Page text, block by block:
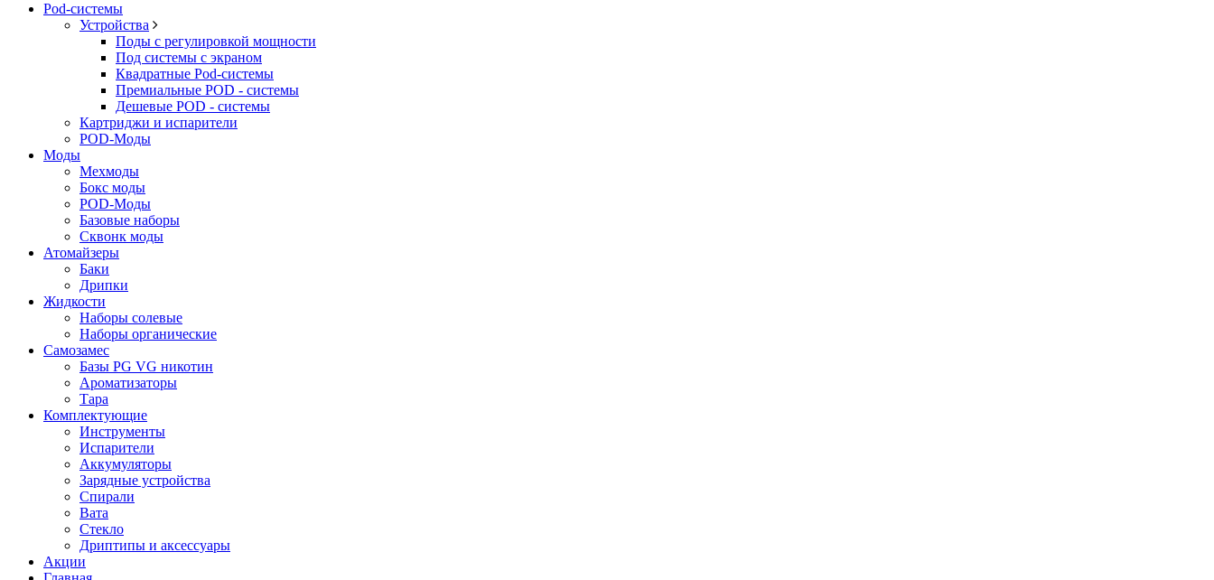
Pod-системы
Устройства
Поды с регулировкой мощности
Под системы с экраном
Квадратные Pod-системы
Премиальные POD - системы
Дешевые POD - системы
Картриджи и испарители
POD-Моды
Моды
Мехмоды
Бокс моды
POD-Моды
Базовые наборы
Сквонк моды
Атомайзеры
Баки
Дрипки
Жидкости
Наборы солевые
Наборы органические
Самозамес
Базы PG VG никотин
Ароматизаторы
Тара
Комплектующие
Инструменты
Испарители
Аккумуляторы
Зарядные устройства
Спирали
Вата
Стекло
Дриптипы и аксессуары
Акции